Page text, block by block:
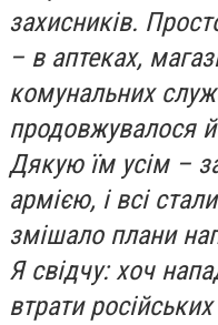
захисників.
– в аптеках,
комунальних
продовжувалося
Дякую їм усім –
армією, і всі
змішало плани
Я свідчу: хоч
втрати